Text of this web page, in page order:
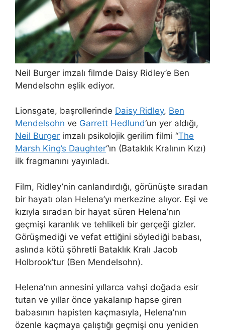
Neil Burger imzalı filmde Daisy Ridley’e Ben
Mendelsohn eşlik ediyor.
Lionsgate, başrollerinde Daisy Ridley, Ben
Mendelsohn ve Garrett Hedlund‘un yer aldığı,
Neil Burger imzalı psikolojik gerilim filmi “The
Marsh King’s Daughter“ın (Bataklık Kralının Kızı)
ilk fragmanını yayınladı.
Film, Ridley’nin canlandırdığı, görünüşte sıradan
bir hayatı olan Helena’yı merkezine alıyor. Eşi ve
kızıyla sıradan bir hayat süren Helena’nın
geçmişi karanlık ve tehlikeli bir gerçeği gizler.
Görüşmediği ve vefat ettiğini söylediği babası,
aslında kötü şöhretli Bataklık Kralı Jacob
Holbrook’tur (Ben Mendelsohn).
Helena’nın annesini yıllarca vahşi doğada esir
tutan ve yıllar önce yakalanıp hapse giren
babasının hapisten kaçmasıyla, Helena’nın
özenle kaçmaya çalıştığı geçmişi onu yeniden